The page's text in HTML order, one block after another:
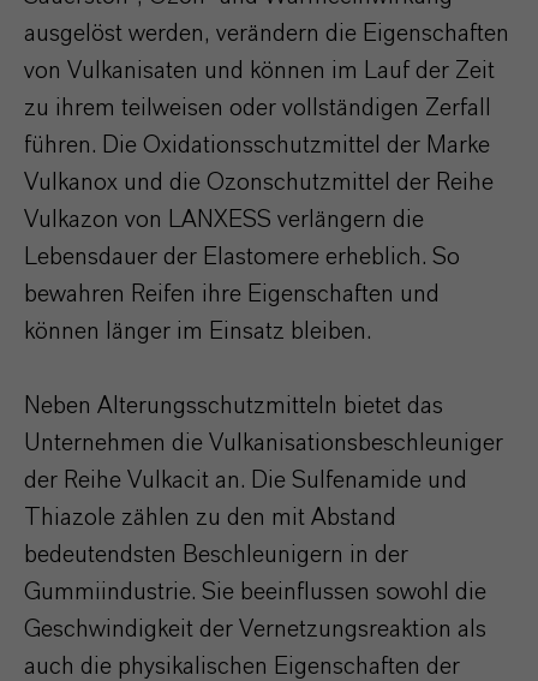
ausgelöst werden, verändern die Eigenschaften
von Vulkanisaten und können im Lauf der Zeit
zu ihrem teilweisen oder vollständigen Zerfall
führen. Die Oxidationsschutzmittel der Marke
Vulkanox und die Ozonschutzmittel der Reihe
Vulkazon von LANXESS verlängern die
Lebensdauer der Elastomere erheblich. So
bewahren Reifen ihre Eigenschaften und
können länger im Einsatz bleiben.
Neben Alterungsschutzmitteln bietet das
Unternehmen die Vulkanisationsbeschleuniger
der Reihe Vulkacit an. Die Sulfenamide und
Thiazole zählen zu den mit Abstand
bedeutendsten Beschleunigern in der
Gummiindustrie. Sie beeinflussen sowohl die
Geschwindigkeit der Vernetzungsreaktion als
auch die physikalischen Eigenschaften der